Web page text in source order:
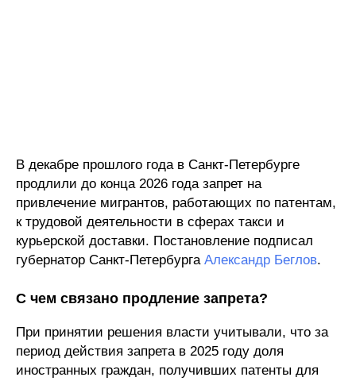
В декабре прошлого года в Санкт-Петербурге
продлили до конца 2026 года запрет на
привлечение мигрантов, работающих по патентам,
к трудовой деятельности в сферах такси и
курьерской доставки. Постановление подписал
губернатор Санкт-Петербурга Александр Беглов.
С чем связано продление запрета?
При принятии решения власти учитывали, что за
период действия запрета в 2025 году доля
иностранных граждан, получивших патенты для